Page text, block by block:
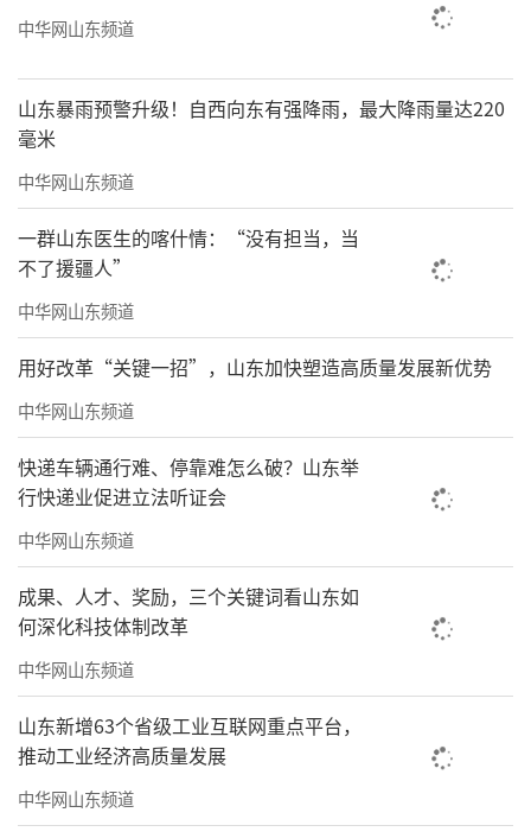
中华网山东频道
山东暴雨预警升级！自西向东有强降雨，最大降雨量达220
毫米
中华网山东频道
一群山东医生的喀什情：“没有担当，当
不了援疆人”
中华网山东频道
用好改革“关键一招”，山东加快塑造高质量发展新优势
中华网山东频道
快递车辆通行难、停靠难怎么破？山东举
行快递业促进立法听证会
中华网山东频道
成果、人才、奖励，三个关键词看山东如
何深化科技体制改革
中华网山东频道
山东新增63个省级工业互联网重点平台，
推动工业经济高质量发展
中华网山东频道